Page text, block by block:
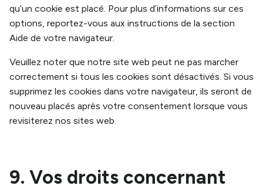
qu’un cookie est placé. Pour plus d’informations sur ces
options, reportez-vous aux instructions de la section
Aide de votre navigateur.
Veuillez noter que notre site web peut ne pas marcher
correctement si tous les cookies sont désactivés. Si vous
supprimez les cookies dans votre navigateur, ils seront de
nouveau placés après votre consentement lorsque vous
revisiterez nos sites web.
9. Vos droits concernant